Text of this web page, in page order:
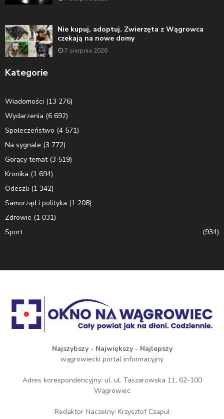
Nie kupuj, adoptuj. Zwierzęta z Wągrowca
czekają na nowe domy
7 sierpnia 2026
Kategorie
Wiadomości (13 276)
Wydarzenia (6 692)
Społeczeństwo (4 571)
Na sygnale (3 772)
Gorący temat(3 519)
Kronika (1 694)
Odeszli (1 342)
Samorząd i polityka (1 208)
Zdrowie (1 031)
Sport
(934)
Najszybszy - Największy - Najlepszy
wągrowiecki portal informacyjny
Adres korespondencyjny: ul. ul. Taszarowska 11, 62-100
Wągrowiec
Redaktor Naczelny: Krzysztof Czapul